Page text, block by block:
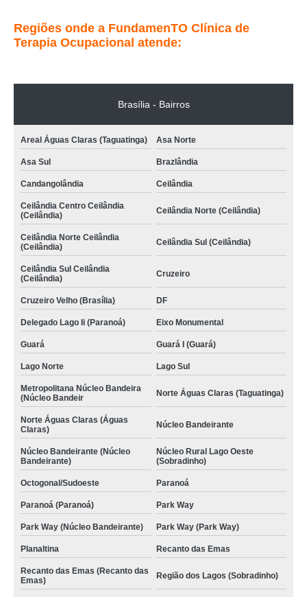
Regiões onde a FundamenTO Clínica de
Terapia Ocupacional atende:
Brasília - Bairros
Areal Águas Claras (Taguatinga) Asa Norte
Asa Sul Brazlândia
Candangolândia Ceilândia
Ceilândia Centro Ceilândia
(Ceilândia)
Ceilândia Norte (Ceilândia)
Ceilândia Norte Ceilândia
(Ceilândia)
Ceilândia Sul (Ceilândia)
Ceilândia Sul Ceilândia
(Ceilândia)
Cruzeiro
Cruzeiro Velho (Brasília) DF
Delegado Lago Ii (Paranoá) Eixo Monumental
Guará Guará I (Guará)
Lago Norte Lago Sul
Metropolitana Núcleo Bandeira
(Núcleo Bandeir
Norte Águas Claras (Taguatinga)
Norte Águas Claras (Águas
Claras)
Núcleo Bandeirante
Núcleo Bandeirante (Núcleo
Bandeirante)
Núcleo Rural Lago Oeste
(Sobradinho)
Octogonal/Sudoeste Paranoá
Paranoá (Paranoá) Park Way
Park Way (Núcleo Bandeirante) Park Way (Park Way)
Planaltina Recanto das Emas
Recanto das Emas (Recanto das
Emas)
Região dos Lagos (Sobradinho)